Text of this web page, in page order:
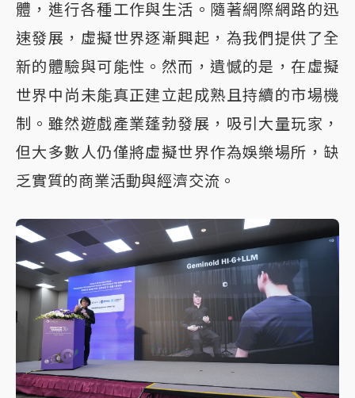
體，進行各種工作與生活。隨著網際網路的迅
速發展，虛擬世界逐漸興起，為我們提供了全
新的體驗與可能性。然而，遺憾的是，在虛擬
世界中尚未能真正建立起成熟且持續的市場機
制。雖然遊戲產業蓬勃發展，吸引大量玩家，
但大多數人仍僅將虛擬世界作為娛樂場所，缺
乏實質的商業活動與經濟交流。